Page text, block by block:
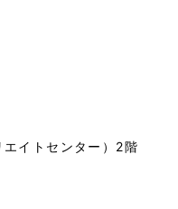
イトセンター）2階